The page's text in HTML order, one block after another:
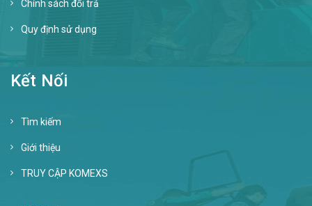
Chính sách đổi trả
Quy định sử dụng
Kết Nối
Tìm kiếm
Giới thiệu
TRUY CẬP KOMEXS